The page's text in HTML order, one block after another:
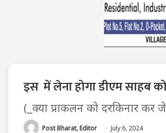
इस में लेना होगा डीएम साहब
(_क्या प्राकलन को दरकिनार
Post Bharat, Editor July 6, 2024